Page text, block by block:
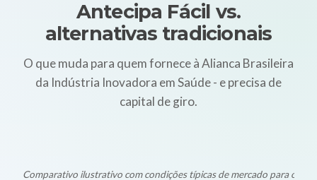
Antecipa Fácil vs.
alternativas tradicionais
O que muda para quem fornece à Alianca Brasileira
da Indústria Inovadora em Saúde - e precisa de
capital de giro.
Comparativo ilustrativo com condições típicas de mercado para